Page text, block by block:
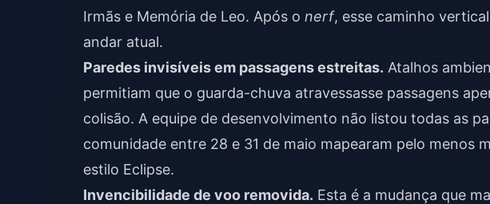
Irmãs e Memória de Leo. Após o nerf, esse caminho
andar atual.
Paredes invisíveis em passagens estreitas. Atalhos
permitiam que o guarda-chuva atravessasse passagens
colisão. A equipe de desenvolvimento não listou todas as
comunidade entre 28 e 31 de maio mapearam pelo menos
estilo Eclipse.
Invencibilidade de voo removida. Esta é a mudança que